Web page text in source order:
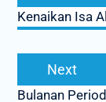
Kenaikan Isa
Next
Bulanan